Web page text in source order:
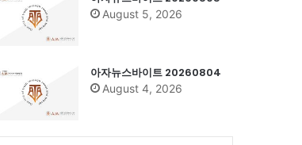
August 5, 2026
아자뉴스바이트 20260804
August 4, 2026